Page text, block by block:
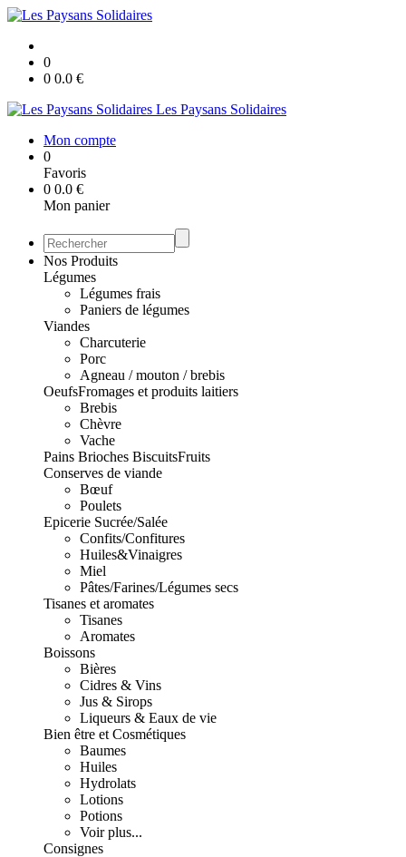
0
0 0.0 €
Les Paysans Solidaires
Mon compte
0
Favoris
0 0.0 €
Mon panier
Nos Produits
Légumes
Légumes frais
Paniers de légumes
Viandes
Charcuterie
Porc
Agneau / mouton / brebis
OeufsFromages et produits laitiers
Brebis
Chèvre
Vache
Pains Brioches BiscuitsFruits
Conserves de viande
Bœuf
Poulets
Epicerie Sucrée/Salée
Confits/Confitures
Huiles&Vinaigres
Miel
Pâtes/Farines/Légumes secs
Tisanes et aromates
Tisanes
Aromates
Boissons
Bières
Cidres & Vins
Jus & Sirops
Liqueurs & Eaux de vie
Bien être et Cosmétiques
Baumes
Huiles
Hydrolats
Lotions
Potions
Voir plus...
Consignes